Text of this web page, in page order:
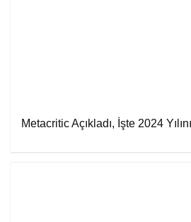
Metacritic Açıkladı, İşte 2024